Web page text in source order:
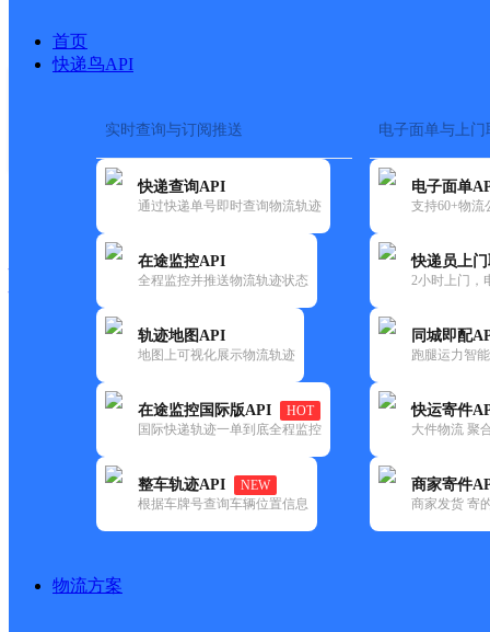
首页
快递鸟API
实时查询与订阅推送
快递查询API
通过快递单号即时查询物流轨迹
在途监控API
全程监控并推送物流轨迹状态
轨迹地图API
地图上可视化展示物流轨迹
在途监控国际版API
HOT
国际快递轨迹一单到底全程监控
整车轨迹API
NEW
根据车牌号查询车辆位置信息
电子面单与上门
电子面单
支持60+物流
快递员上
2小时上门，
同城即配
跑腿运力智
快运寄件
大件物流 聚
商家寄件
商家发货 寄
物流方案
快运大全 快递时效
顺丰
顺祥小区4号楼1012门市
更新时间：2021-11-26 00:00:00
所属快递：顺丰速运
所属区域：吉林省-白山市-浑江区